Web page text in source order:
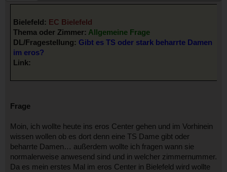
Bielefeld: EC Bielefeld
Thema oder Zimmer: Allgemeine Frage
DL/Fragestellung: Gibt es TS oder stark beharrte Damen
im eros?
Link:
Frage
Moin, ich wollte heute ins eros Center gehen und im Vorhinein
wissen wollen ob es dort denn eine TS Dame gibt oder
beharrte Damen… außerdem wollte ich fragen wann sie
normalerweise anwesend sind und in welcher zimmernummer.
Da es mein erstes Mal im eros Center in Bielefeld wird wollte